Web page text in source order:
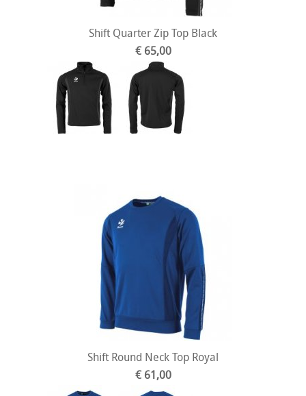
Shift Quarter Zip Top Black
€ 65,00
Shift Round Neck Top Royal
€ 61,00